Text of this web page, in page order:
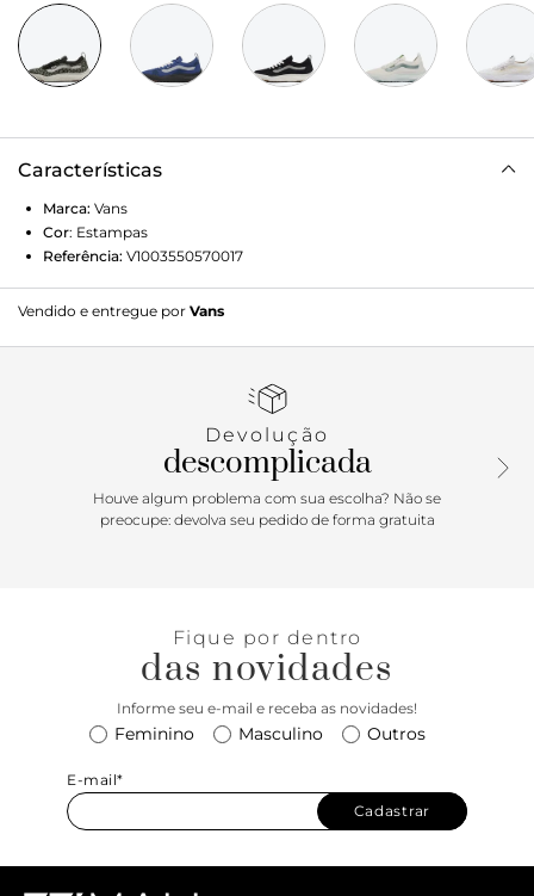
Características
Marca: Vans
Cor: Estampas
Referência: V1003550570017
Vendido e entregue por Vans
Devolução
descomplicada
Houve algum problema com sua escolha? Não se
preocupe: devolva seu pedido de forma gratuita
Fique por dentro
das novidades
Informe seu e-mail e receba as novidades!
Feminino Masculino Outros
E-mail*
Cadastrar